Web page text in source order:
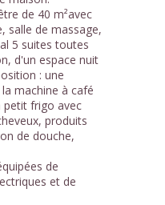
de 40 m²avec
salle de massage,
5 suites toutes
d'un espace nuit
: une
machine à café
petit frigo avec
produits
de douche,
de
et de